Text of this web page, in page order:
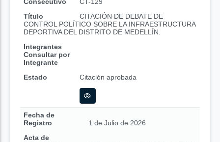
Título
CITACIÓN DE DEBATE DE
CONTROL POLÍTICO SOBRE LA INFRAESTRUCTURA
DEPORTIVA DEL DISTRITO DE MEDELLÍN.
Integrantes
Consultar por
Integrante
Estado
Citación aprobada
Fecha de
Registro
1 de Julio de 2026
Acta de